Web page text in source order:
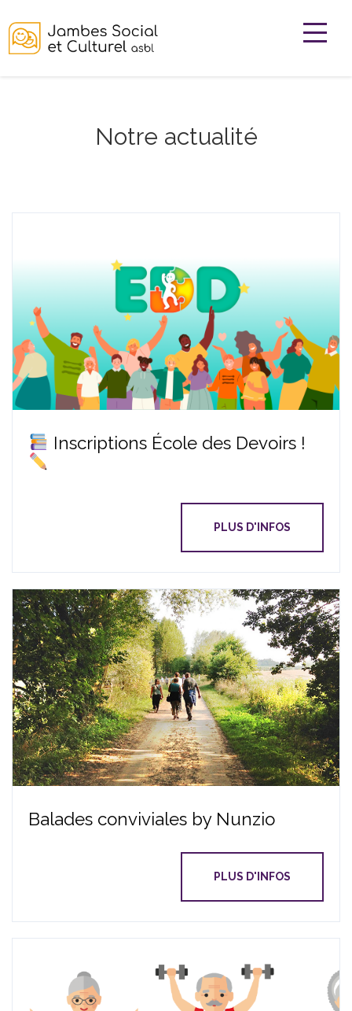
Notre actualité
Inscriptions École des Devoirs !
PLUS D'INFOS
Balades conviviales by Nunzio
PLUS D'INFOS